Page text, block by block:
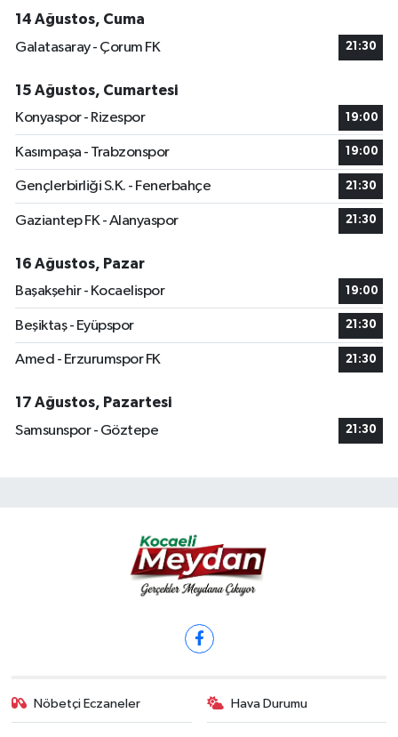
14 Ağustos, Cuma
Galatasaray - Çorum FK
21:30
15 Ağustos, Cumartesi
Konyaspor - Rizespor
19:00
Kasımpaşa - Trabzonspor 19:00
Gençlerbirliği S.K. - Fenerbahçe 21:30
Gaziantep FK - Alanyaspor 21:30
16 Ağustos, Pazar
Başakşehir - Kocaelispor
19:00
Beşiktaş - Eyüpspor 21:30
Amed - Erzurumspor FK 21:30
17 Ağustos, Pazartesi
Samsunspor - Göztepe
21:30
Nöbetçi Eczaneler Hava Durumu